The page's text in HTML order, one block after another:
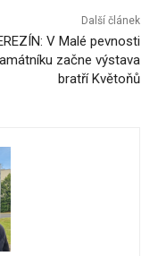
Další článek
V Malé pevnosti
začne výstava
bratří Květoňů